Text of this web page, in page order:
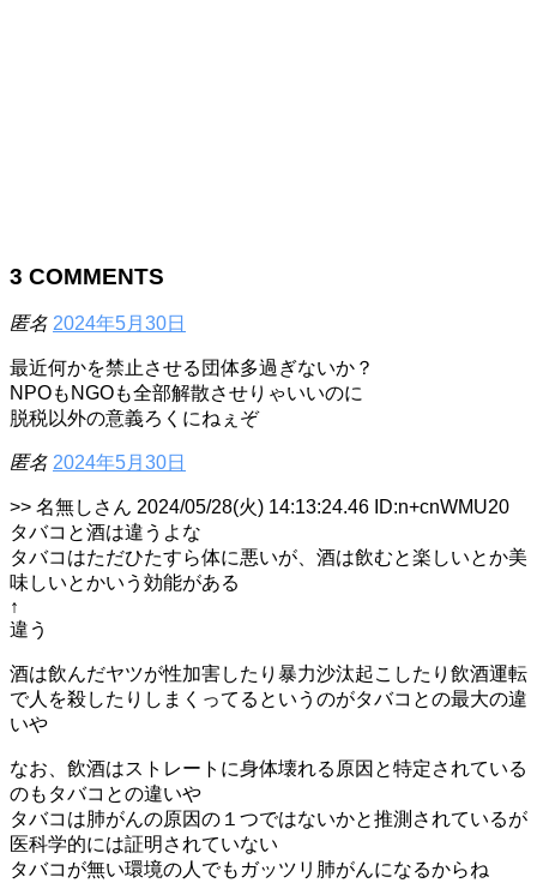
3 COMMENTS
匿名 2024年5月30日
最近何かを禁止させる団体多過ぎないか？
NPOもNGOも全部解散させりゃいいのに
脱税以外の意義ろくにねぇぞ
匿名 2024年5月30日
>> 名無しさん 2024/05/28(火) 14:13:24.46 ID:n+cnWMU20
タバコと酒は違うよな
タバコはただひたすら体に悪いが、酒は飲むと楽しいとか美
味しいとかいう効能がある
↑
違う
酒は飲んだヤツが性加害したり暴力沙汰起こしたり飲酒運転
で人を殺したりしまくってるというのがタバコとの最大の違
いや
なお、飲酒はストレートに身体壊れる原因と特定されている
のもタバコとの違いや
タバコは肺がんの原因の１つではないかと推測されているが
医科学的には証明されていない
タバコが無い環境の人でもガッツリ肺がんになるからね